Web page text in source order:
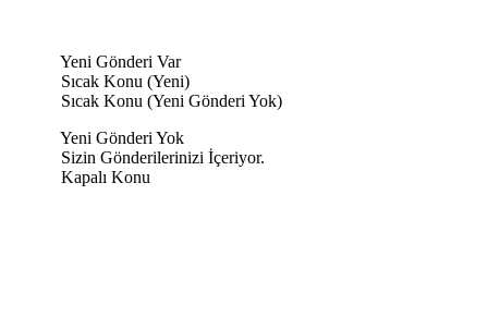
Yeni Gönderi Var
Sıcak Konu (Yeni)
Sıcak Konu (Yeni Gönderi Yok)
Yeni Gönderi Yok
Sizin Gönderilerinizi İçeriyor.
Kapalı Konu